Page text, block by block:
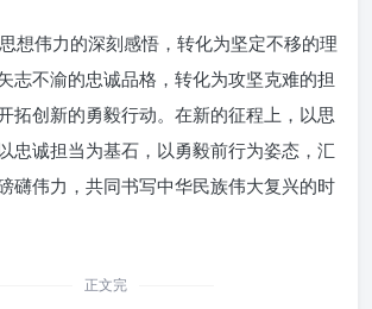
想伟力的深刻感悟，转化为坚定不移的理
志不渝的忠诚品格，转化为攻坚克难的担
拓创新的勇毅行动。在新的征程上，以思
忠诚担当为基石，以勇毅前行为姿态，汇
礴伟力，共同书写中华民族伟大复兴的时
正文完